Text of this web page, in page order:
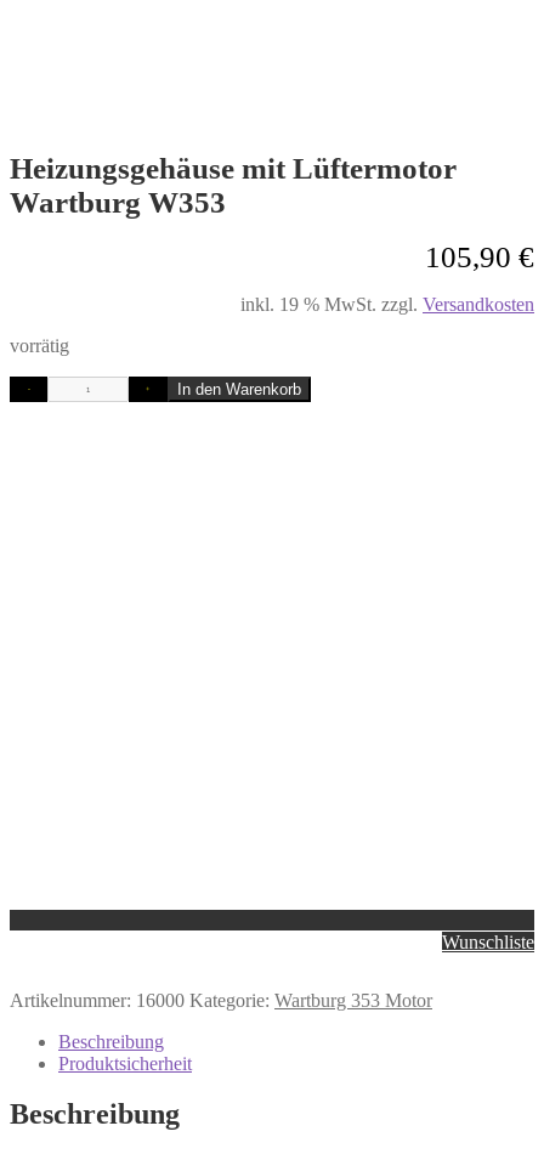
Heizungsgehäuse mit Lüftermotor
Wartburg W353
105,90 €
inkl. 19 % MwSt. zzgl. Versandkosten
vorrätig
- + In den Warenkorb
Wunschliste
Artikelnummer: 16000 Kategorie: Wartburg 353 Motor
Beschreibung
Produktsicherheit
Beschreibung